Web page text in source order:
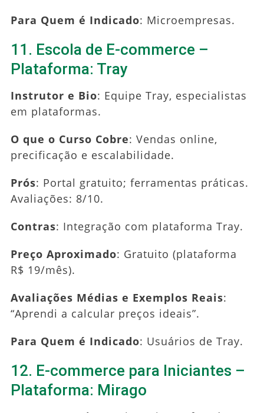
Para Quem é Indicado: Microempresas.
11. Escola de E-commerce –
Plataforma: Tray
Instrutor e Bio: Equipe Tray, especialistas
em plataformas.
O que o Curso Cobre: Vendas online,
precificação e escalabilidade.
Prós: Portal gratuito; ferramentas práticas.
Avaliações: 8/10.
Contras: Integração com plataforma Tray.
Preço Aproximado: Gratuito (plataforma
R$ 19/mês).
Avaliações Médias e Exemplos Reais:
“Aprendi a calcular preços ideais”.
Para Quem é Indicado: Usuários de Tray.
12. E-commerce para Iniciantes –
Plataforma: Mirago